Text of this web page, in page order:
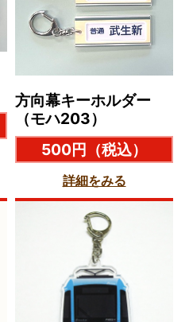
方向幕キーホルダー
（モハ203）
500円 （税込）
詳細をみる